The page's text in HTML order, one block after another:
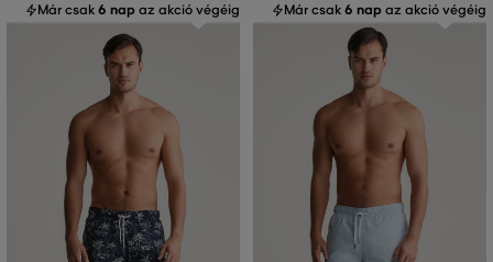
Már csak6 nap az akció végéig Már csak6 nap az akció végéig